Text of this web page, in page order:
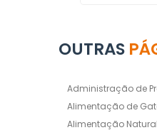
OUTRAS
Administração de
Alimentação de
Alimentação